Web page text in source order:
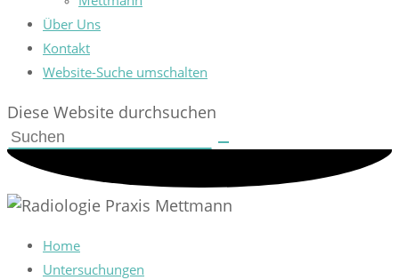
Über Uns
Kontakt
Website-Suche umschalten
Diese Website durchsuchen
Home
Untersuchungen